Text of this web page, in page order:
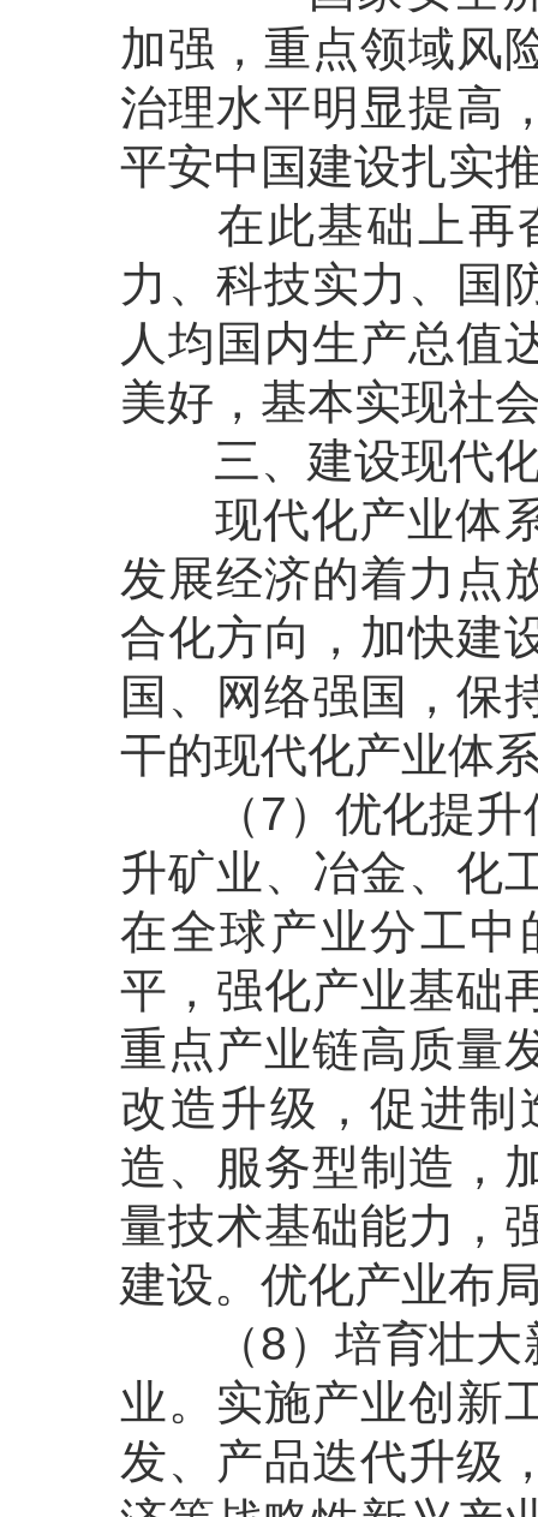
加强，重点领域风
治理水平明显提高
平安中国建设扎实
在此基础上再奋
力、科技实力、国
人均国内生产总值
美好，基本实现社
三、建设现代化
现代化产业体系
发展经济的着力点
合化方向，加快建
国、网络强国，保
干的现代化产业体
（7）优化提升
升矿业、冶金、化
在全球产业分工
平，强化产业基础
重点产业链高质量
改造升级，促进
造、服务型制造，
量技术基础能力，
建设。优化产业布
（8）培育壮大
业。实施产业创新
发、产品迭代升级